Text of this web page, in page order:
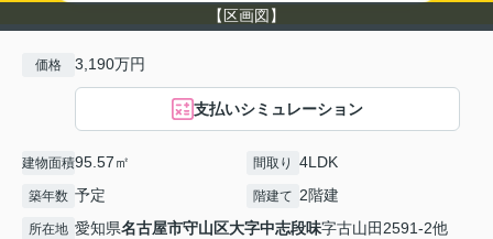
【区画図】
価格 3,190万円
支払いシミュレーション
建物面積95.57㎡ 間取り 4LDK
築年数 予定 階建て 2階建
所在地 愛知県名古屋市守山区大字中志段味字古山田2591-2他